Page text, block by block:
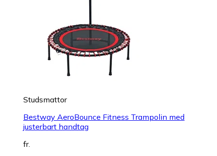
Studsmattor
Bestway AeroBounce Fitness Trampolin med
justerbart handtag
fr.